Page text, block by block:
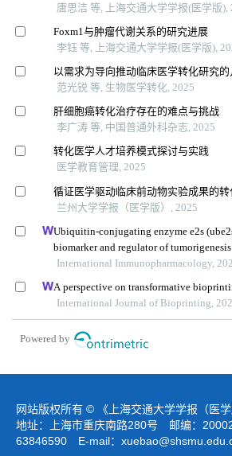
唐思洁 等, 上海交通大学学报(医学版),
Foxm1与肿瘤代谢关系的研究进展
李钰 等, 上海交通大学学报(医学版),
以需求为导向推动临床医学转化研究
范光锐 等, 生物医学转化, 2025
肝细胞癌转化治疗存在的难点与挑战
李广涛 等, 中国普通外科杂志, 2025
转化医学人才培养模式探讨与实践
医学教育管理, 2025
循证医学驱动临床前动物实验成果的转
兰州大学学报（医学版）, 2025
Ubiquitin-conjugating enzyme e2s
biomarker and regulator of
International Immunopharmacology,
A perspective on transformative
International Journal of Bioprinting,
Powered by
网站版权所有 © 《上海交通大学学报（医
地址：上海市重庆南路280号 邮编：
63846590 E-mail：